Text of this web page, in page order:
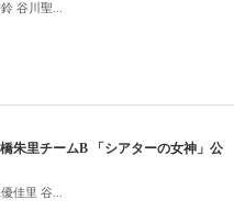
谷川聖...
朱里チームB 「シアターの女神」公
佳里 谷...